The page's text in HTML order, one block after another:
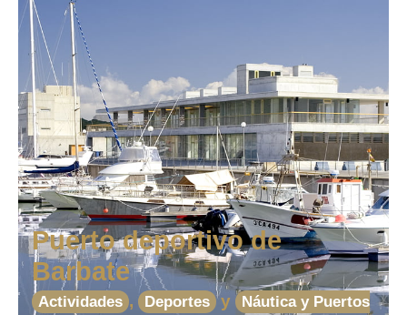
Puerto deportivo de
Barbate
Actividades , Deportes y Náutica y Puertos